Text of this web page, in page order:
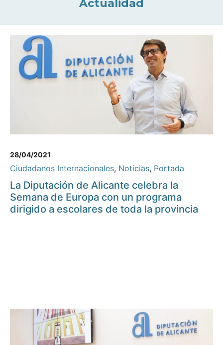
Actualidad
28/04/2021
Ciudadanos Internacionales, Noticias, Portada
La Diputación de Alicante celebra la
Semana de Europa con un programa
dirigido a escolares de toda la provincia